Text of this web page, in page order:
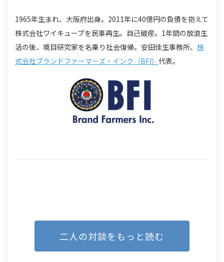
1965年生まれ、大阪府出身。2011年に40億円の負債を抱えて
株式会社ワイキューブを民事再生。自己破産。1年間の放浪生
活の後、境目研究家を名乗り社会復帰。安田佳生事務所、 株
式会社ブランドファーマーズ・インク（BFI） 代表。
二人の対談をもっと読む